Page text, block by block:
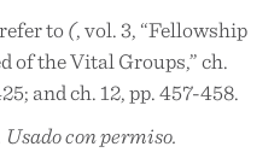
to(, vol. 3, “Fellowship
of the Vital Groups,” ch.
and ch. 12, pp. 457-458.
con permiso.